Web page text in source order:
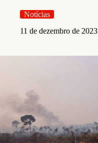
Notícias
11 de dezembro de 2023